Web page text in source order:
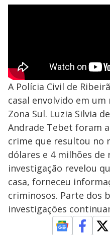
A Polícia Civil de
casal envolvido em
Zona Sul. Luzia Silvia
Andrade Tebet foram
crime que resultou no
dólares e 4 milhões de
investigação revelou
casa, forneceu
criminosos. Parte dos
investigações